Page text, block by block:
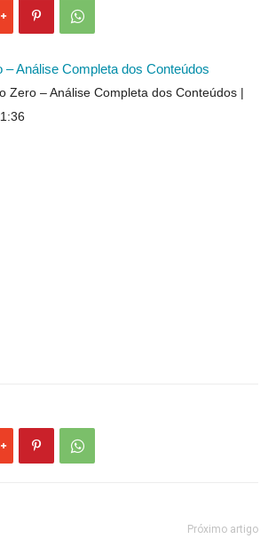
Análise Completa dos Conteúdos
Zero – Análise Completa dos Conteúdos
Próximo artigo